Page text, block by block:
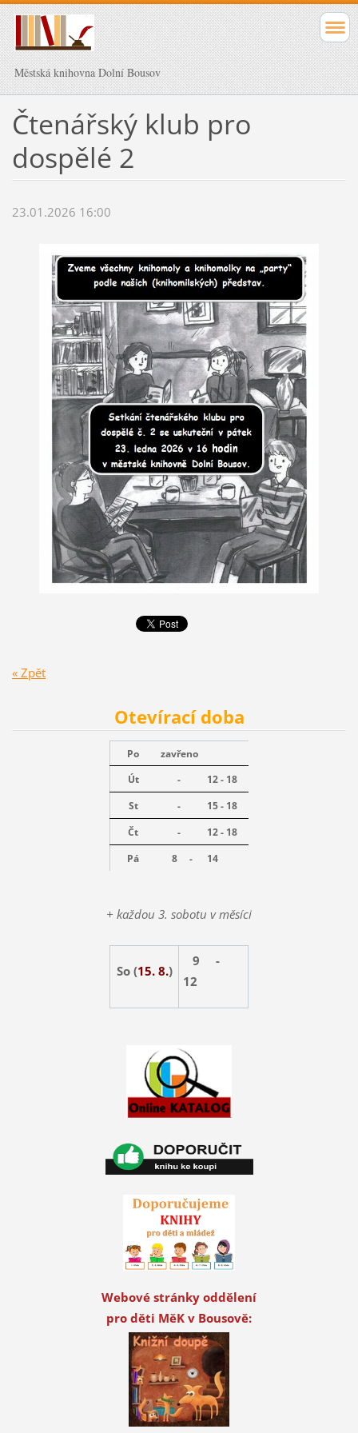
Městská knihovna Dolní Bousov
Čtenářský klub pro
dospělé 2
23.01.2026 16:00
« Zpět
Otevírací doba
Po
zavřeno
Út
-
12 - 18
St
-
15 - 18
Čt
-
12 - 18
Pá
8 - 14
+ každou 3. sobotu v měsíci
So (15. 8.)
9 -
12
Webové stránky oddělení
pro děti MěK v Bousově: